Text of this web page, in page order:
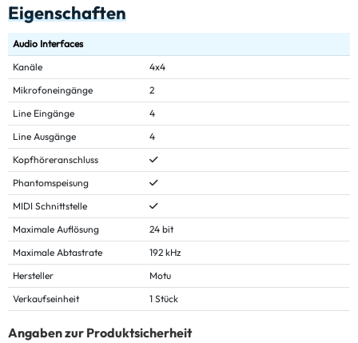
Eigenschaften
Audio Interfaces
Kanäle
4x4
Mikrofoneingänge
2
Line Eingänge
4
Line Ausgänge
4
Kopfhöreranschluss
Phantomspeisung
MIDI Schnittstelle
Maximale Auflösung
24 bit
Maximale Abtastrate
192 kHz
Hersteller
Motu
Verkaufseinheit
1 Stück
Angaben zur Produktsicherheit